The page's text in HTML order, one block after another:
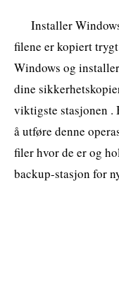
Installer
filene er kopiert
Windows og
dine
viktigste stasjonen .
å utføre denne
filer hvor de er og
backup-stasjon for